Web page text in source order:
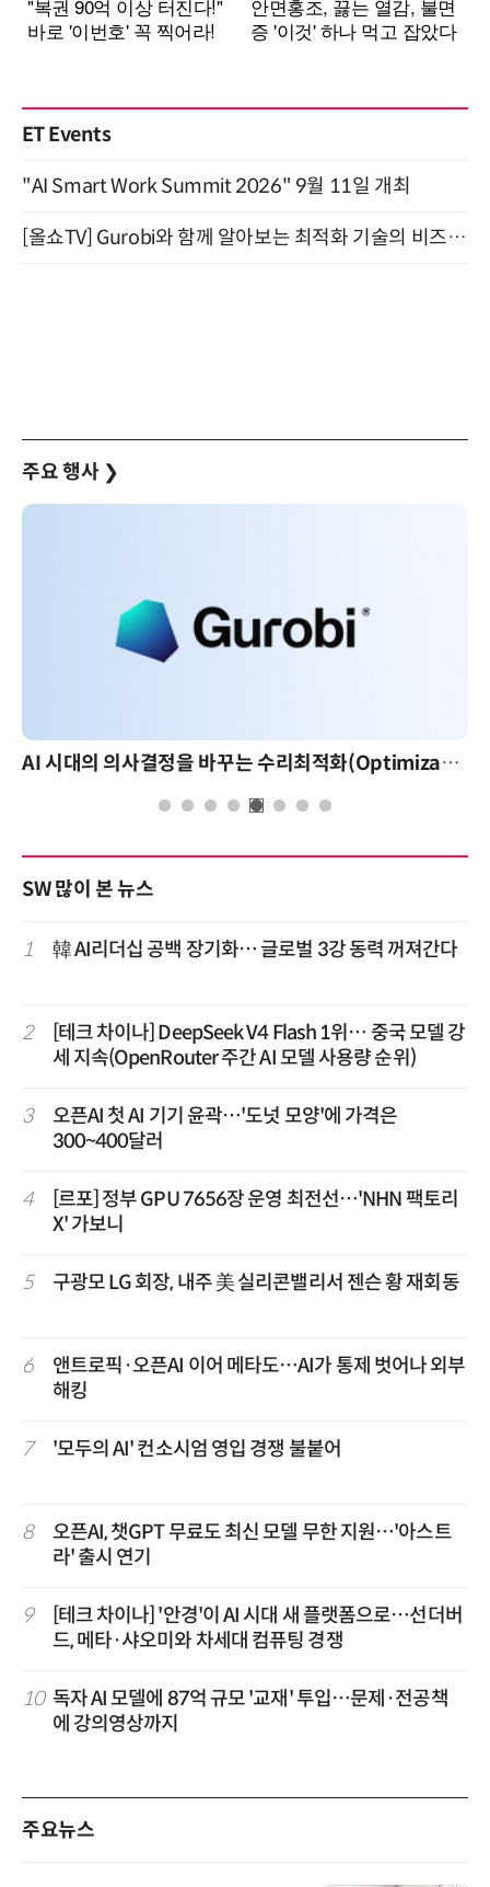
ET Events
"AI Smart Work Summit 2026" 9월 11일 개최
[올쇼TV] Gurobi와 함께 알아보는 최적화 기술의 비즈니스 활용 (8월 20일 생방송)
주요 행사 ❯
AI 시대의 의사결정을 바꾸는 수리최적화(Optimization): 실제 산업 적용 사례와 활용 전략
SW 많이 본 뉴스
1 韓 AI리더십 공백 장기화… 글로벌 3강 동력 꺼져간다
2
[테크 차이나] DeepSeek V4 Flash 1위… 중국 모델 강
세 지속(OpenRouter 주간 AI 모델 사용량 순위)
3
오픈AI 첫 AI 기기 윤곽…'도넛 모양'에 가격은
300~400달러
4
[르포] 정부 GPU 7656장 운영 최전선…'NHN 팩토리
X' 가보니
5 구광모 LG 회장, 내주 美 실리콘밸리서 젠슨 황 재회동
6
앤트로픽·오픈AI 이어 메타도…AI가 통제 벗어나 외부
해킹
7 '모두의 AI' 컨소시엄 영입 경쟁 불붙어
8
오픈AI, 챗GPT 무료도 최신 모델 무한 지원…'아스트
라' 출시 연기
9
[테크 차이나] '안경'이 AI 시대 새 플랫폼으로…선더버
드, 메타·샤오미와 차세대 컴퓨팅 경쟁
10 독자 AI 모델에 87억 규모 '교재' 투입…문제·전공책
에 강의영상까지
주요뉴스